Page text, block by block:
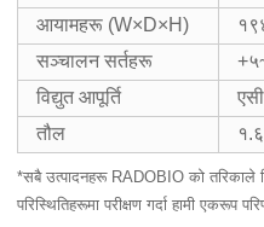
आयामहरू (W×D×H)
सञ्चालन सर्तहरू
विद्युत आपूर्ति
तौल
*सबै उत्पादनहरू RADOBIO को तरिकाले
परिस्थितिहरूमा परीक्षण गर्दा हामी एकरूप